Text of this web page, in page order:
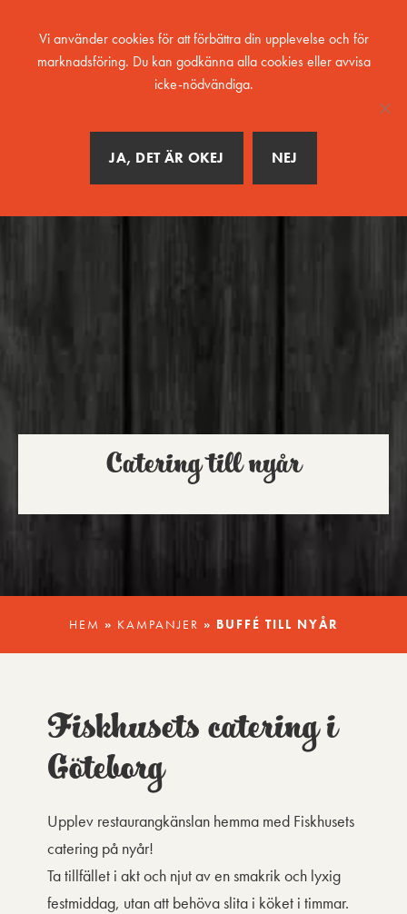
MENY
Catering till nyår
HEM » KAMPANJER » BUFFÉ TILL NYÅR
Fiskhusets catering i
Göteborg
Upplev restaurangkänslan hemma med Fiskhusets
catering på nyår!
Ta tillfället i akt och njut av en smakrik och lyxig
festmiddag, utan att behöva slita i köket i timmar.
Vi använder cookies för att förbättra din upplevelse och för
marknadsföring. Du kan godkänna alla cookies eller avvisa
icke-nödvändiga.
JA, DET ÄR OKEJ NEJ